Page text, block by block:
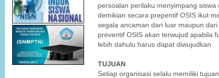
persoalan perilaku menyimpang
demikian secara prepentif OSIS ikut
segala ancaman dari luar maupun
preventif OSIS akan terwujud apabila
lebih dahulu harus dapat diwujudkan
TUJUAN
Setiap organisasi selalu memiliki